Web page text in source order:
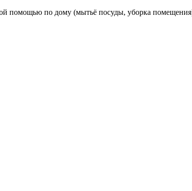
помощью по дому (мытьё посуды, уборка